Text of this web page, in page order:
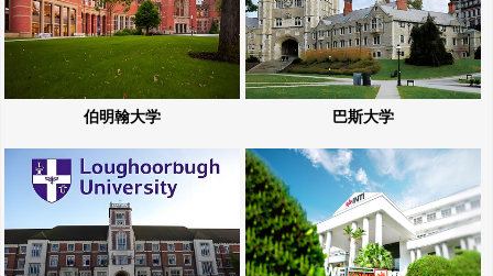
伯明翰大学 巴斯大学